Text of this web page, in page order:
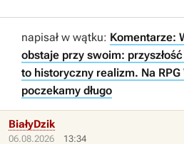
napisał w wątku: Komentarze:
obstaje przy swoim:
to historyczny realizm. Na RPG
poczekamy długo
06.08.2026 13:34
BiałyDzik